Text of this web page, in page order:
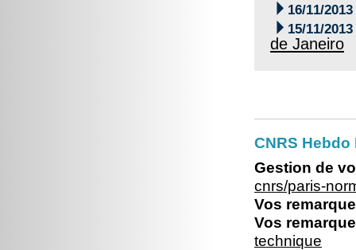
 16/11/2013
 15/11/2013
de Janeiro
CNRS
Gestion de
cnrs/paris-
Vos
Vos
technique